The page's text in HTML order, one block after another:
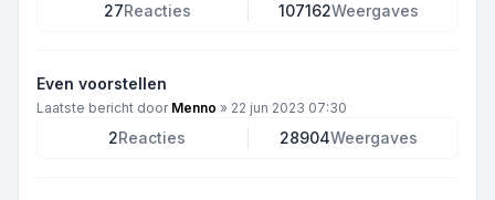
27Reacties 107162Weergaves
Even voorstellen
Laatste bericht door Menno » 22 jun 2023 07:30
2Reacties 28904Weergaves